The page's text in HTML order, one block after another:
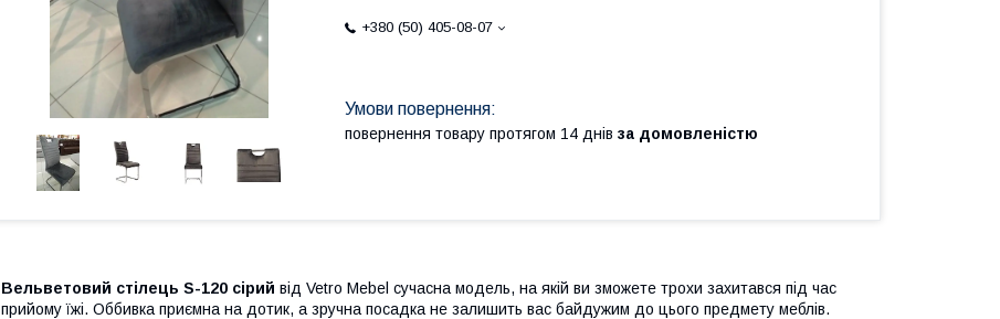
+380 (50) 405-08-07
повернення товару протягом 14 днів за домовленістю
Вельветовий стілець S-120 сірий від Vetro Mebel сучасна модель, на якій ви зможете трохи захитався під час
прийому їжі. Оббивка приємна на дотик, а зручна посадка не залишить вас байдужим до цього предмету меблів.